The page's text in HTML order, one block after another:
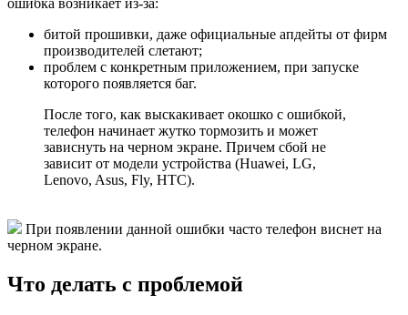
битой прошивки, даже официальные апдейты от фирм
производителей слетают;
проблем с конкретным приложением, при запуске
которого появляется баг.
После того, как выскакивает окошко с ошибкой,
телефон начинает жутко тормозить и может
зависнуть на черном экране. Причем сбой не
зависит от модели устройства (Huawei, LG,
Lenovo, Asus, Fly, HTC).
При появлении данной ошибки часто телефон виснет на
черном экране.
Что делать с проблемой